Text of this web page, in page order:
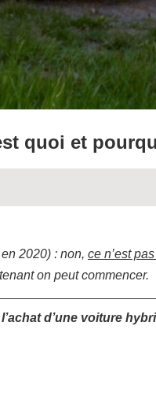
quoi et
2020) : non, ce n’est
on peut commencer.
d’une voiture